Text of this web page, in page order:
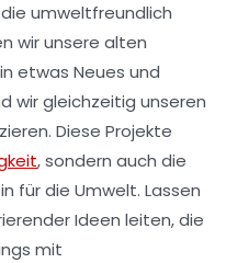
umweltfreundlich
wir unsere alten
etwas Neues und
wir gleichzeitig unseren
Diese Projekte
, sondern auch die
für die Umwelt. Lassen
Ideen leiten, die
mit